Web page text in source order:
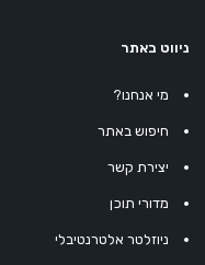
ניווט באתר
מי אנחנו?
חיפוש באתר
יצירת קשר
מדורי תוכן
ניוזלטר אלטרנטיבלי